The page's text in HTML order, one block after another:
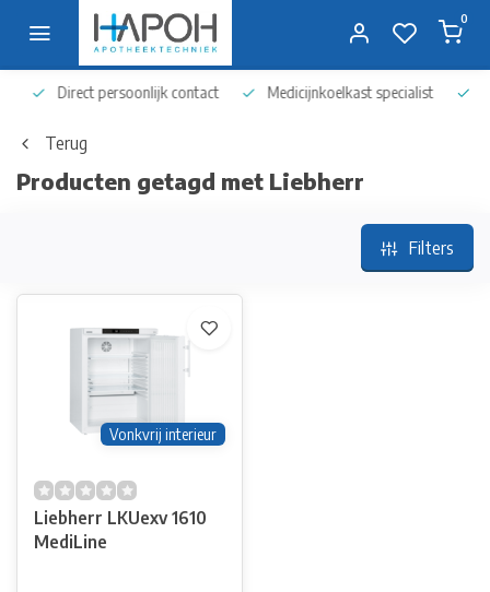
0
Direct persoonlijk contact Medicijnkoelkast specialist Op
Terug
Producten getagd met Liebherr
Filters
Vonkvrij interieur
Liebherr LKUexv 1610
MediLine